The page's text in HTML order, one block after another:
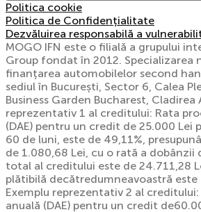
Politica cookie
Politica de Confidențialitate
Dezvăluirea responsabilă a
MOGO IFN este o filială a grupului
Group fondat în 2012. Specializarea
finanțarea automobilelor second
sediul în București, Sector 6, Calea
Business Garden Bucharest, Cladirea
reprezentativ 1 al creditului: Rata
(DAE) pentru un credit de 25.000 Lei
60 de luni, este de 49,11%,
de 1.080,68 Lei, cu o rată a dobânzii
total al creditului este de 24.711,28
plătibilă decătredumneavoastră este
Exemplu reprezentativ 2 al
anuală (DAE) pentru un credit